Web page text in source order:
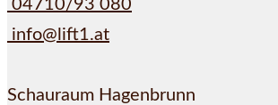
04710/93 080
info@lift1.at
Schauraum Hagenbrunn